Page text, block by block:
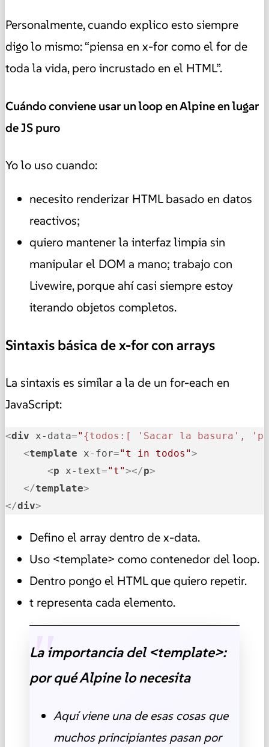
Personalmente, cuando explico esto siempre
digo lo mismo: “piensa en x-for como el for de
toda la vida, pero incrustado en el HTML”.
Cuándo conviene usar un loop en Alpine en lugar
de JS puro
Yo lo uso cuando:
necesito renderizar HTML basado en datos
reactivos;
quiero mantener la interfaz limpia sin
manipular el DOM a mano; trabajo con
Livewire, porque ahí casi siempre estoy
iterando objetos completos.
Sintaxis básica de x-for con arrays
La sintaxis es similar a la de un for-each en
JavaScript:
<div x-data=" {todos:[ 'Sacar la basura',
<template x-for="t in todos">
<p x-text="t"></p>
</template>
</div>
Defino el array dentro de x-data.
Uso <template> como contenedor del loop.
Dentro pongo el HTML que quiero repetir.
t representa cada elemento.
La importancia del <template>:
por qué Alpine lo necesita
Aquí viene una de esas cosas que
muchos principiantes pasan por